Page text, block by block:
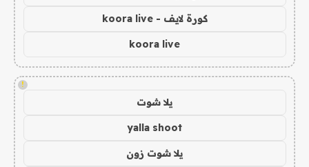
كورة لايف - koora live
koora live
!
يلا شوت
yalla shoot
يلا شوت زون